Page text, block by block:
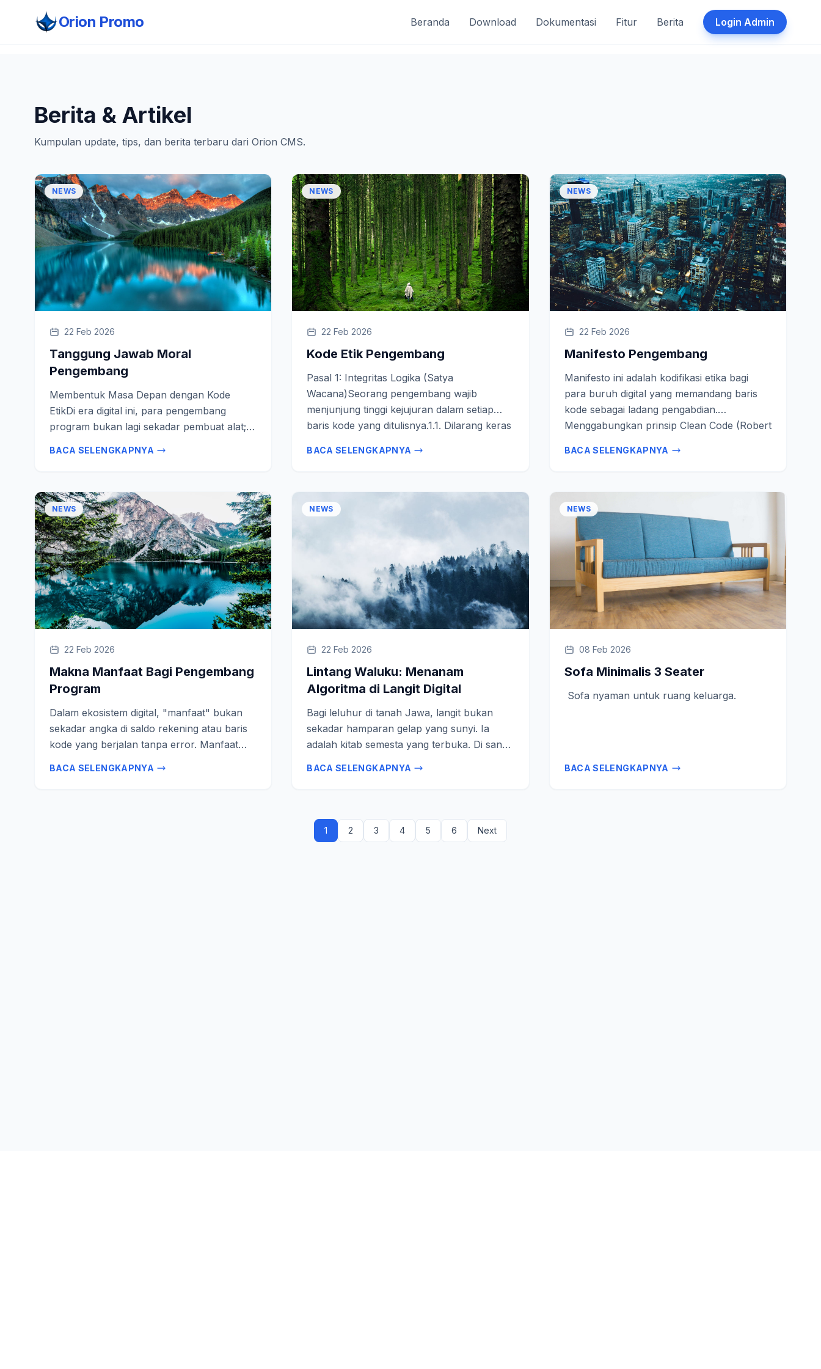
Orion Promo Beranda Download Dokumentasi Fitur Berita Login Admin
Berita & Artikel
Kumpulan update, tips, dan berita terbaru dari Orion CMS.
NEWS
22 Feb 2026
Tanggung Jawab Moral
Pengembang
Membentuk Masa Depan dengan Kode
EtikDi era digital ini, para pengembang
program bukan lagi sekadar pembuat alat;
BACA SELENGKAPNYA
NEWS
22 Feb 2026
Kode Etik Pengembang
Pasal 1: Integritas Logika (Satya
Wacana)Seorang pengembang wajib
menjunjung tinggi kejujuran dalam setiap
baris kode yang ditulisnya.1.1. Dilarang keras
(obfuscation) hanya untuk
BACA SELENGKAPNYA
NEWS
22 Feb 2026
Manifesto Pengembang
Manifesto ini adalah kodifikasi etika bagi
para buruh digital yang memandang baris
kode sebagai ladang pengabdian.
Menggabungkan prinsip Clean Code (Robert
Waluku, sebagai kompas…
BACA SELENGKAPNYA
NEWS
22 Feb 2026
Makna Manfaat Bagi Pengembang
Program
Dalam ekosistem digital, "manfaat" bukan
sekadar angka di saldo rekening atau baris
kode yang berjalan tanpa error. Manfaat
BACA SELENGKAPNYA
NEWS
22 Feb 2026
Lintang Waluku: Menanam
Algoritma di Langit Digital
Bagi leluhur di tanah Jawa, langit bukan
sekadar hamparan gelap yang sunyi. Ia
adalah kitab semesta yang terbuka. Di sana,
BACA SELENGKAPNYA
NEWS
08 Feb 2026
Sofa Minimalis 3 Seater
Sofa nyaman untuk ruang keluarga.
BACA SELENGKAPNYA
1 2 3 4 5 6 Next